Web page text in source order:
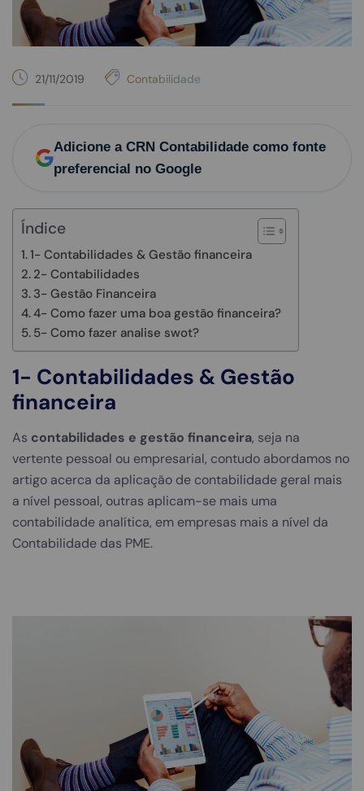
21/11/2019 Contabilidade
Adicione a CRN Contabilidade como fonte
preferencial no Google
Índice
1- Contabilidades & Gestão financeira
2- Contabilidades
3- Gestão Financeira
4- Como fazer uma boa gestão financeira?
5- Como fazer analise swot?
1- Contabilidades & Gestão
financeira
As contabilidades e gestão financeira, seja na
vertente pessoal ou empresarial, contudo abordamos no
artigo acerca da aplicação de contabilidade geral mais
a nível pessoal, outras aplicam-se mais uma
contabilidade analítica, em empresas mais a nível da
Contabilidade das PME.